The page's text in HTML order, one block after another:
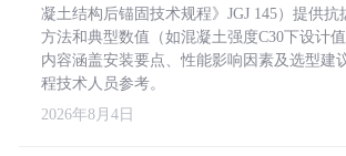
凝土结构后锚固技术规程》JGJ 145）提供抗
方法和典型数值（如混凝土强度C30下设计值
内容涵盖安装要点、性能影响因素及选型建
程技术人员参考。
2026年8月4日